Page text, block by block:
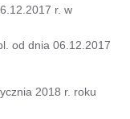
r. w
od dnia 06.12.2017
2018 r. roku